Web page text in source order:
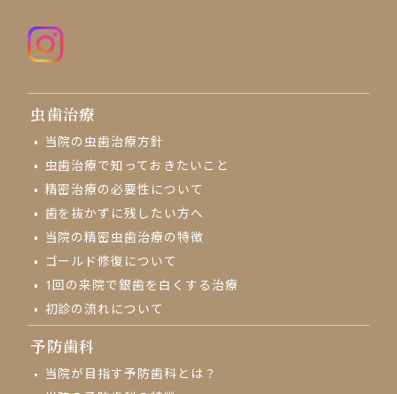
虫歯治療
当院の虫歯治療方針
虫歯治療で知っておきたいこと
精密治療の必要性について
歯を抜かずに残したい方へ
当院の精密虫歯治療の特徴
ゴールド修復について
1回の来院で銀歯を白くする治療
初診の流れについて
予防歯科
当院が目指す予防歯科とは？